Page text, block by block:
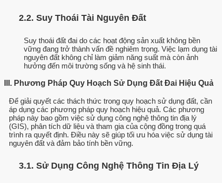
2.2. Suy Thoái Tài Nguyên Đất
Suy thoái đất đai do các hoạt động sản xuất không bền
vững đang trở thành vấn đề nghiêm trọng. Việc lạm dụng tài
nguyên đất không chỉ làm giảm năng suất mà còn ảnh
hưởng đến môi trường sống và hệ sinh thái.
III. Phương Pháp Quy Hoạch Sử Dụng Đất Đai Hiệu Quả
Để giải quyết các thách thức trong quy hoạch sử dụng đất, cần
áp dụng các phương pháp quy hoạch hiệu quả. Các phương
pháp này bao gồm việc sử dụng công nghệ thông tin địa lý
(GIS), phân tích dữ liệu và tham gia của cộng đồng trong quá
trình ra quyết định. Điều này sẽ giúp tối ưu hóa việc sử dụng tài
nguyên đất và đảm bảo tính bền vững.
3.1. Sử Dụng Công Nghệ Thông Tin Địa Lý